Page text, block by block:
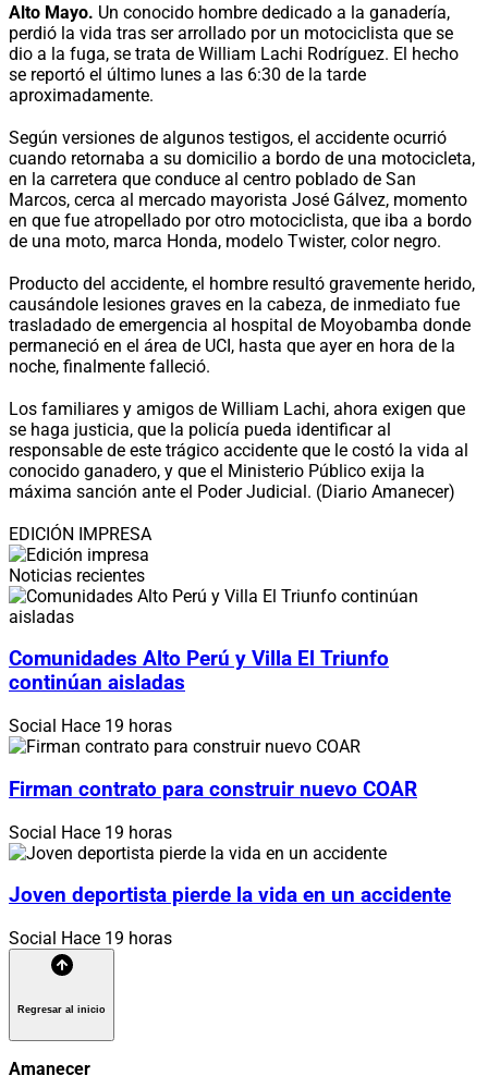
Alto Mayo. Un conocido hombre dedicado a la ganadería,
perdió la vida tras ser arrollado por un motociclista que se
dio a la fuga, se trata de William Lachi Rodríguez. El hecho
se reportó el último lunes a las 6:30 de la tarde
aproximadamente.
Según versiones de algunos testigos, el accidente ocurrió
cuando retornaba a su domicilio a bordo de una motocicleta,
en la carretera que conduce al centro poblado de San
Marcos, cerca al mercado mayorista José Gálvez, momento
en que fue atropellado por otro motociclista, que iba a bordo
de una moto, marca Honda, modelo Twister, color negro.
Producto del accidente, el hombre resultó gravemente herido,
causándole lesiones graves en la cabeza, de inmediato fue
trasladado de emergencia al hospital de Moyobamba donde
permaneció en el área de UCI, hasta que ayer en hora de la
noche, finalmente falleció.
Los familiares y amigos de William Lachi, ahora exigen que
se haga justicia, que la policía pueda identificar al
responsable de este trágico accidente que le costó la vida al
conocido ganadero, y que el Ministerio Público exija la
máxima sanción ante el Poder Judicial. (Diario Amanecer)
EDICIÓN IMPRESA
Noticias recientes
Comunidades Alto Perú y Villa El Triunfo
continúan aisladas
Social Hace 19 horas
Firman contrato para construir nuevo COAR
Social Hace 19 horas
Joven deportista pierde la vida en un accidente
Social Hace 19 horas
Regresar al inicio
Amanecer